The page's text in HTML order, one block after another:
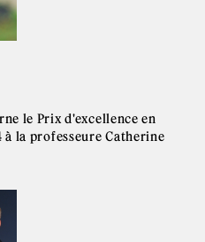
le Prix d'excellence en
la professeure Catherine